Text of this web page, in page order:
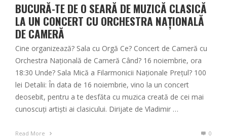
BUCURĂ-TE DE O SEARĂ DE MUZICĂ CLASICĂ
LA UN CONCERT CU ORCHESTRA NAȚIONALĂ
DE CAMERĂ
Cine organizează? Sala cu Orgă Ce? Concert de Cameră cu
Orchestra Națională de Cameră Când? 16 noiembrie, ora
18:30 Unde? Sala Mică a Filarmonicii Naționale Prețul? 100
lei Detalii: În data de 16 noiembrie, vino la un concert
deosebit, pentru a te desfăta cu muzica creată de cei mai
cunoscuți artiști ai clasicului. Dirijate de Vladimir …
Read More 0